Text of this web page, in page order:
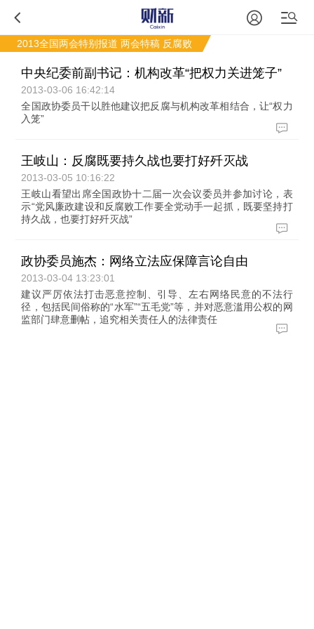
2013全国两会特别报道 两会特稿 反腐败
中央纪委前副书记：机构改革“把权力关进笼子”
2013-03-06 16:42:14
全国政协委员干以胜他建议把反腐与机构改革相结合，让“权力
入笼”
王岐山：反腐既要持久战也要打好歼灭战
2013-03-05 10:16:22
王岐山看望出席全国政协十二届一次会议委员并参加讨论，表
示“党风廉政建设和反腐败工作要全党动手一起抓，既要坚持打
持久战，也要打好歼灭战”
政协委员施杰：网络立法应保障言论自由
2013-03-04 13:23:01
建议严厉依法打击恶意控制、引导、左右网络民意的不法行
径，包括民间俗称的“水军”“五毛党”等，并对恶意滥用公权的网
监部门肆意删帖，追究相关责任人的法律责任